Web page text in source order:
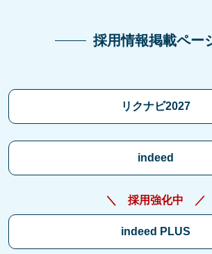
採用情報掲載ペー
リクナビ2027
indeed
＼ 採用強化中 ／
indeed PLUS